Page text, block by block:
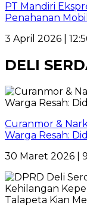
PT Mandiri
Penahanan
3 April 2026 |
DELI
Curanmor &
Warga Resah:
30 Maret 2026 |